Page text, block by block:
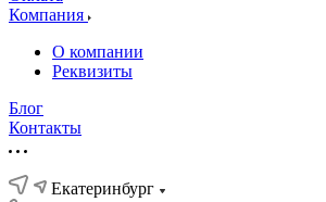
Компания
О компании
Реквизиты
Блог
Контакты
Екатеринбург